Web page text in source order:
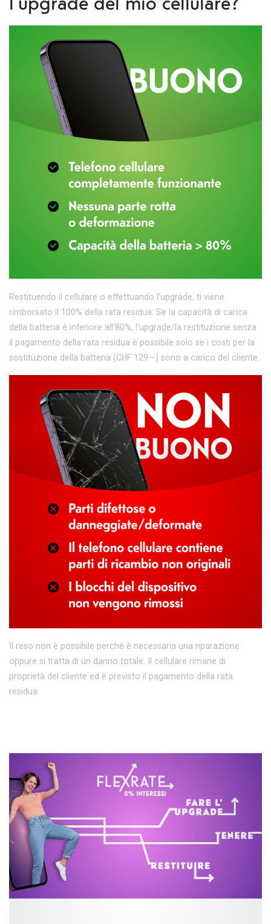
Restituendo il cellulare o effettuando l'upgrade, ti viene
rimborsato il 100% della rata residua. Se la capacità di carica
della batteria è inferiore all'80%, l'upgrade/la restituzione senza
il pagamento della rata residua è possibile solo se i costi per la
sostituzione della batteria (CHF 129.–) sono a carico del cliente.
Il reso non è possibile perché è necessaria una riparazione
oppure si tratta di un danno totale. Il cellulare rimane di
proprietà del cliente ed è previsto il pagamento della rata
residua.